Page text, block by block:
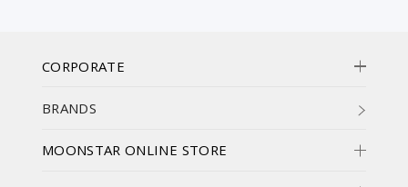
CORPORATE
BRANDS
MOONSTAR ONLINE STORE